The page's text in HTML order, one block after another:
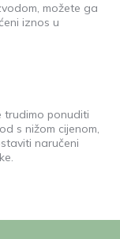
možete ga
iznos u
trudimo ponuditi
s nižom cijenom,
naručeni